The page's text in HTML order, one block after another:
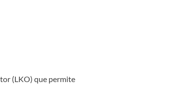
(LKO) que permite